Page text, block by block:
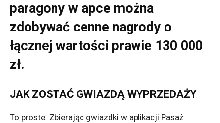
paragony w apce można
zdobywać cenne nagrody o
łącznej wartości prawie 130 000
zł.
JAK ZOSTAĆ GWIAZDĄ WYPRZEDAŻY
To proste. Zbierając gwiazdki w aplikacji Pasaż